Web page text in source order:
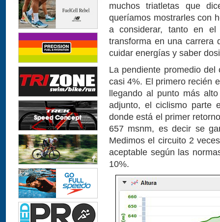
muchos triatletas que
queríamos mostrarles con
a considerar, tanto en
transforma en una carrera
cuidar energías y saber
La pendiente promedio
casi 4%. El primero recién
llegando al punto más
adjunto, el ciclismo parte
donde está el primer
657 msnm, es decir se
Medimos el circuito 2
aceptable según las
10%.